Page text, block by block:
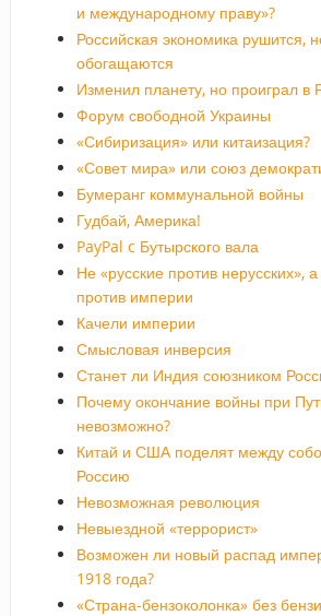
и международному праву»?
Российская экономика рушится,
обогащаются
Изменил планету, но проиграл в
Форум свободной Украины
«Сибиризация» или китаизация?
«Совет мира» или союз
Бумеранг коммунальной войны
Гудбай, Америка!
PayPal c Бутырского вала
Не «русские против нерусских»,
против империи
Качели империи
Смысловая инверсия
Станет ли Индия союзником
Почему окончание войны при
невозможно?
Китай и США поделят между
Россию
Невозможная революция
Невыездной «террорист»
Возможен ли новый распад
1918 года?
«Страна-бензоколонка» без